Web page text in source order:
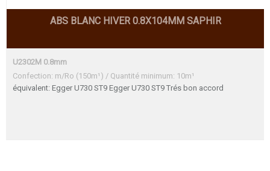
ABS BLANC HIVER 0.8X104MM SAPHIR
U2302M 0.8mm
Confection: m/Ro (150m¹) / Quantité minimum: 10m¹
équivalent: Egger U730 ST9 Egger U730 ST9 Trés bon accord